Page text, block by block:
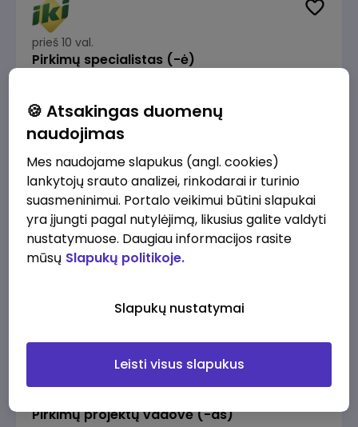
prieš 10 val.
Pirkimų specialistas (-ė)
1600 - 1900 €/mėn. Prieš mokesčius
prieš 11 val.
IT sprendimų architektas (-ė) (Vilnius, LT)
JSC Lithuanian Railways
Pirkimų projektų vadovė (-as)
🍪 Atsakingas duomenų
naudojimas
Mes naudojame slapukus (angl. cookies)
lankytojų srauto analizei, rinkodarai ir turinio
suasmeninimui. Portalo veikimui būtini slapukai
yra įjungti pagal nutylėjimą, likusius galite valdyti
nustatymuose. Daugiau informacijos rasite
mūsų Slapukų politikoje.
Slapukų nustatymai
Leisti visus slapukus